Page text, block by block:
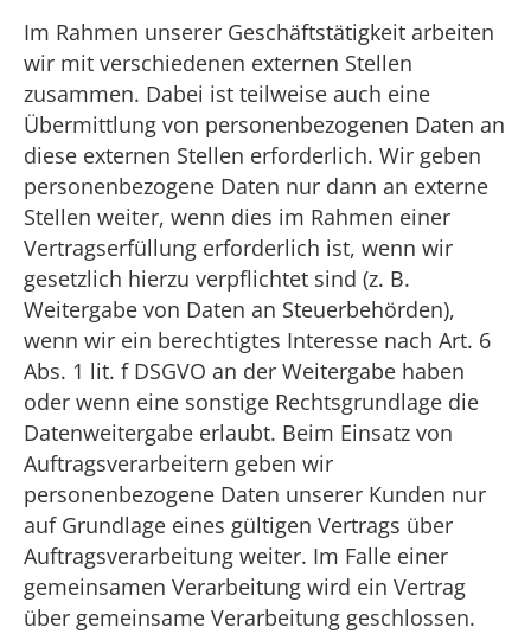
Im Rahmen unserer Geschäftstätigkeit arbeiten
wir mit verschiedenen externen Stellen
zusammen. Dabei ist teilweise auch eine
Übermittlung von personenbezogenen Daten an
diese externen Stellen erforderlich. Wir geben
personenbezogene Daten nur dann an externe
Stellen weiter, wenn dies im Rahmen einer
Vertragserfüllung erforderlich ist, wenn wir
gesetzlich hierzu verpflichtet sind (z. B.
Weitergabe von Daten an Steuerbehörden),
wenn wir ein berechtigtes Interesse nach Art. 6
Abs. 1 lit. f DSGVO an der Weitergabe haben
oder wenn eine sonstige Rechtsgrundlage die
Datenweitergabe erlaubt. Beim Einsatz von
Auftragsverarbeitern geben wir
personenbezogene Daten unserer Kunden nur
auf Grundlage eines gültigen Vertrags über
Auftragsverarbeitung weiter. Im Falle einer
gemeinsamen Verarbeitung wird ein Vertrag
über gemeinsame Verarbeitung geschlossen.